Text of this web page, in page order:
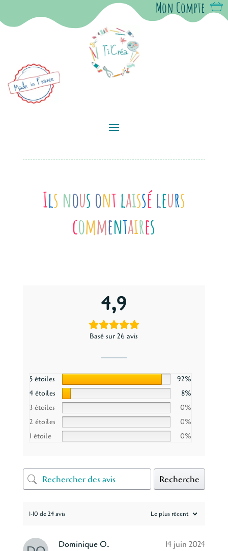
Mon Compte
Ils nousontlaisséleurs
commentaires
4,9
Basé sur 26 avis
5 étoiles
92%
4 étoiles
8%
3 étoiles
0%
2 étoiles
0%
1 étoile
0%
Recherche
1-10 de 24 avis
Dominique O. 14 juin 2024